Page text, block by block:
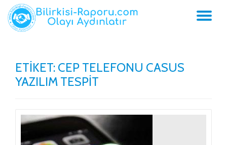
İçeriğe
ETIKET: CEP TELEFONU CASUS
YAZILIM TESPIT